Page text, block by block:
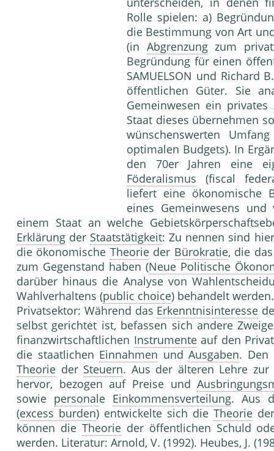
Rolle spielen: a)
die Bestimmung von Art
(in Abgrenzungzum
Begründung für einen
SAMUELSON und Richard
öffentlichen Güter. Sie
Gemeinwesen ein privates
Staat dieses übernehmen
wünschenswerten
optimalen Budgets). In
den 70er Jahren eine
Föderalismus (fiscal
liefert eine ökonomische
eines Gemeinwesens
einem Staat an welche
Erklärung der Staatstätigkeit: Zu nennen sind
die ökonomische Theorieder Bürokratie, die
zum Gegenstand haben (Neue Politische
darüber hinaus die Analyse von
Wahlverhaltens (public choice) behandelt
Privatsektor: Während das Erkenntnisinteresse
selbst gerichtet ist, befassen sich andere
finanzwirtschaftlichen Instrumenteauf den
die staatlichen Einnahmen undAusgaben. Den
Theorie der Steuern. Aus der älteren Lehre zur
hervor, bezogen auf Preise und
sowie personale Einkommensverteilung. Aus
(excess burden) entwickelte sich die Theorie
können die Theorieder öffentlichen Schuld
werden. Literatur: Arnold, V. (1992). Heubes, J.